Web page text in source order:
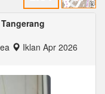
Iklan Apr 2026